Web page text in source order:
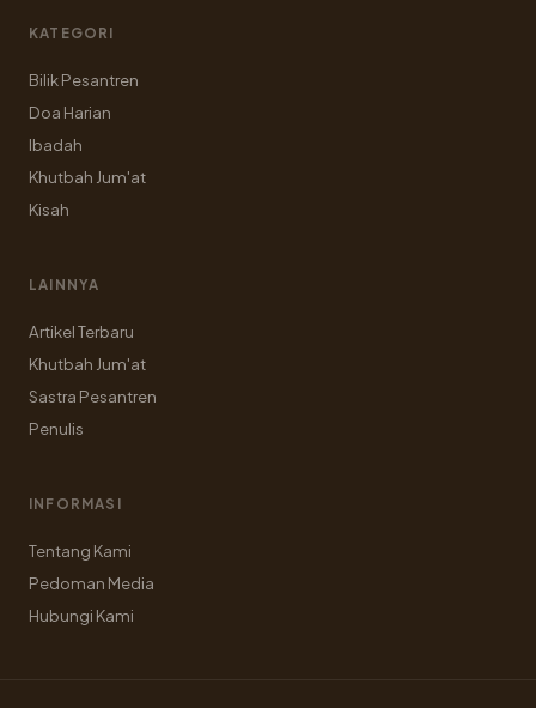
KATEGORI
Bilik Pesantren
Doa Harian
Ibadah
Khutbah Jum'at
Kisah
LAINNYA
Artikel Terbaru
Khutbah Jum'at
Sastra Pesantren
Penulis
INFORMASI
Tentang Kami
Pedoman Media
Hubungi Kami